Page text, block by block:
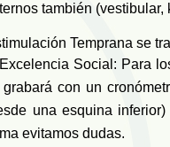
también
Temprana se
Excelencia Social: Para
grabará con un
una esquina
evitamos dudas.